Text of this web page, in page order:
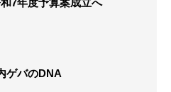
7年度予算案成立へ
ゲバのDNA